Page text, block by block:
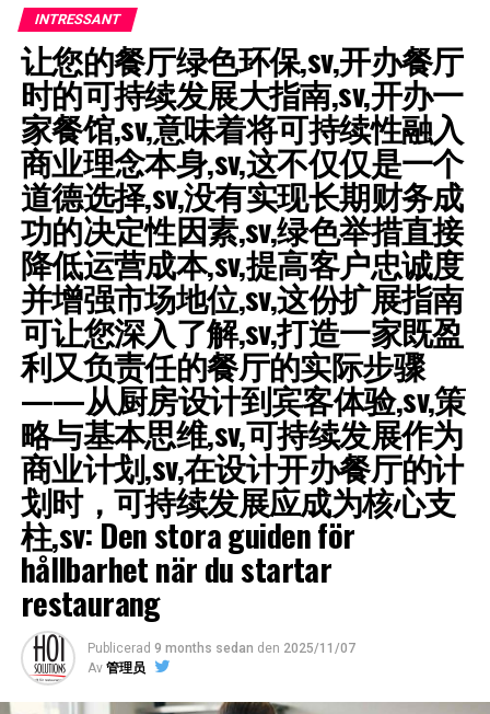
köpcentrum eller turistattraktioner, kan generera fler
spontana besökare.
3. Tillgänglighet: Ett lättillgängligt läge kan vara
avgörande. Tänk på närhet till kollektivtrafik,
parkeringsmöjligheter och hur lätt det är att hitta
restaurangen.
4. Konkurrens: En plats med liknande restauranger kan
vara både en fördel och en nackdel. Det kan indikera att
det finns en marknad, 但是你还必须能够区分你,sv,能见
度,no,大街上或受欢迎地区的当地人比隐藏在后街的一个
地方更有可能被看到,sv,成本,sv,租金和运营成本必须与预
期收入保持平衡,sv,“完美”的位置可能是不可替代的,sv,但
是，如果租金吞噬过多的利润，那是不可持续的,sv,该地区
的声誉,sv,一个地区的声誉会影响您获得的客户类型,sv,时
尚或向上的区域可能会吸引与城市更具成熟的部分不同类
型的客户,sv,长期计划,sv,许可和条件,sv.
5. Synlighet : En lokal på en huvudgata eller i ett
populärt område är mer sannolikt att bli sedd än en
som är gömd i en bakgata.
6. Kostnad: Hyra och driftskostnader måste balanseras
mot den förväntade inkomsten. Ett “perfekt” läge kan
vara oersättligt, men om hyran äter upp för mycket av
vinsten är det inte hållbart.
INTRESSANT
让您的餐厅绿色环保,sv,开办餐厅
时的可持续发展大指南,sv,开办一
家餐馆,sv,意味着将可持续性融入
商业理念本身,sv,这不仅仅是一个
道德选择,sv,没有实现长期财务成
功的决定性因素,sv,绿色举措直接
降低运营成本,sv,提高客户忠诚度
并增强市场地位,sv,这份扩展指南
可让您深入了解,sv,打造一家既盈
利又负责任的餐厅的实际步骤
——从厨房设计到宾客体验,sv,策
略与基本思维,sv,可持续发展作为
商业计划,sv,在设计开办餐厅的计
划时，可持续发展应成为核心支
柱,sv: Den stora guiden för
hållbarhet när du startar
restaurang
Publicerad 9 months sedan den 2025/11/07
Av 管理员